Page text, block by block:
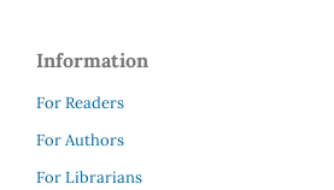
Information
For Readers
For Authors
For Librarians